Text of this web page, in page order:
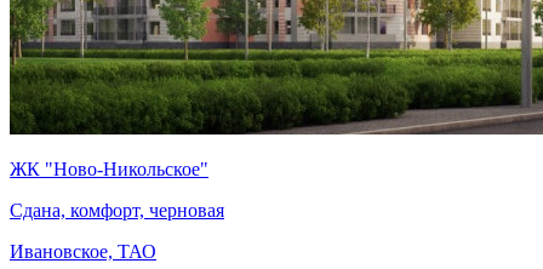
ЖК "Ново-Никольское"
Сдана, комфорт, черновая
Ивановское, ТАО